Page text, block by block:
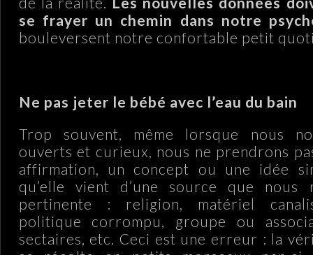
se frayer un chemin dans notre
bouleversent notre confortable petit
Ne pas jeter le bébé avec l’eau du bain
Trop souvent, même lorsque nous
ouverts et curieux, nous ne prendrons
affirmation, un concept ou une idée
qu’elle vient d’une source que nous
pertinente : religion, matériel
politique corrompu, groupe ou
sectaires, etc. Ceci est une erreur : la